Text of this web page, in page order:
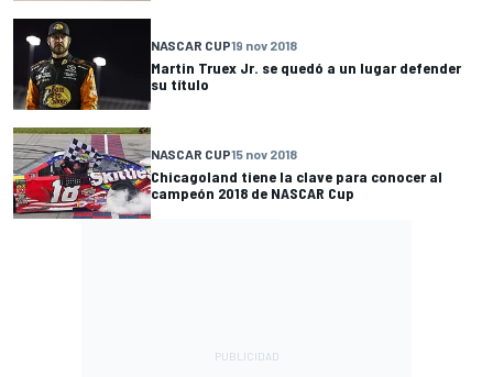
NASCAR CUP19 nov 2018
Martin Truex Jr. se quedó a un lugar defender
su título
NASCAR CUP15 nov 2018
Chicagoland tiene la clave para conocer al
campeón 2018 de NASCAR Cup